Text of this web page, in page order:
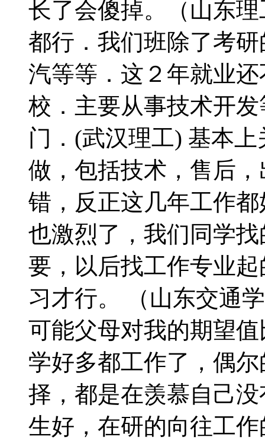
长了会傻掉。（山东
都行．我们班除了考
汽等等．这２年就业
校．主要从事技术开
门．(武汉理工) 基本
做，包括技术，售后
错，反正这几年工作
也激烈了，我们同学
要，以后找工作专业
习才行。 （山东交通
可能父母对我的期望
学好多都工作了，偶
择，都是在羡慕自己
生好，在研的向往工